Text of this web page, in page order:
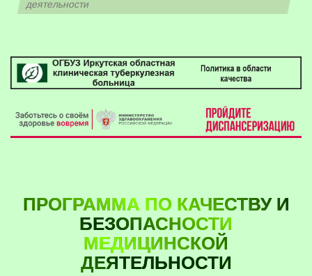
деятельности
ПРОГРАММА ПО КАЧЕСТВУ И
БЕЗОПАСНОСТИ
МЕДИЦИНСКОЙ
ДЕЯТЕЛЬНОСТИ